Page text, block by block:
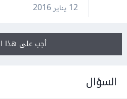
12 يناير 2016
أجب على هذا
السؤال